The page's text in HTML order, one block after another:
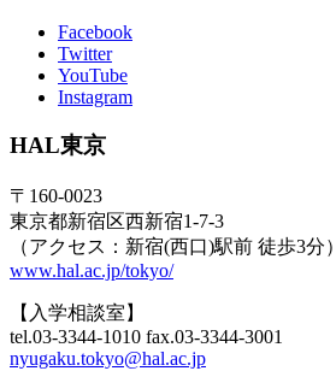
Facebook
Twitter
YouTube
Instagram
HAL東京
〒160-0023
東京都新宿区西新宿1-7-3
（アクセス：新宿(西口)駅前 徒歩3分）
www.hal.ac.jp/tokyo/
【入学相談室】
tel.03-3344-1010 fax.03-3344-3001
nyugaku.tokyo@hal.ac.jp